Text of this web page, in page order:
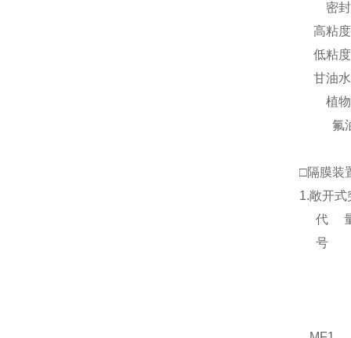
密
高粘
低粘
甘油
植
氟
□隔膜装
1.敞开式
代
号